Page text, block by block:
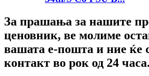
За прашања за нашите
ценовник, ве молиме
вашата е-пошта и ние ќе
контакт во рок од 24 часа.